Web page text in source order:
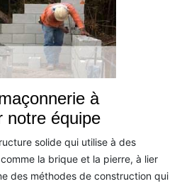
à
notre équipe
solide qui utilise à des
la brique et la pierre, à lier
des méthodes de construction qui